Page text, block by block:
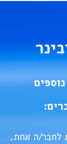
לחבר/ה אחת,